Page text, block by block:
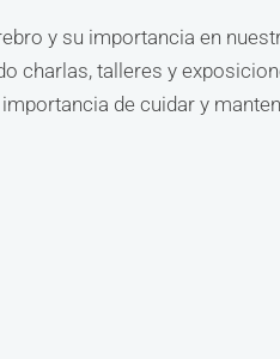
y su importancia en
charlas, talleres y
de cuidar y